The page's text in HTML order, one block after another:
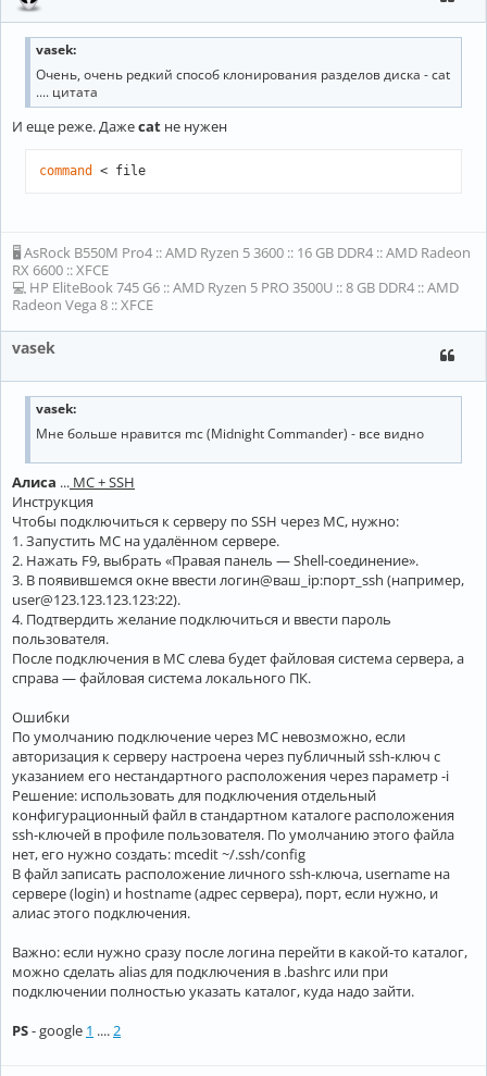
vasek:
Очень, очень редкий способ клонирования разделов диска - cat
.... цитата
И еще реже. Дажеcat не нужен
command < file
🖥 AsRock B550M Pro4 :: AMD Ryzen 5 3600 :: 16 GB DDR4 :: AMD Radeon
RX 6600 :: XFCE
💻 HP EliteBook 745 G6 :: AMD Ryzen 5 PRO 3500U :: 8 GB DDR4 :: AMD
Radeon Vega 8 :: XFCE
vasek
vasek:
Мне больше нравится mc (Midnight Commander) - все видно
Алиса ... MC + SSH
Инструкция
Чтобы подключиться к серверу по SSH через MC, нужно:
1. Запустить MC на удалённом сервере.
2. Нажать F9, выбрать «Правая панель — Shell-соединение».
3. В появившемся окне ввести логин@ваш_ip:порт_ssh (например,
user@123.123.123.123:22).
4. Подтвердить желание подключиться и ввести пароль
пользователя.
После подключения в MC слева будет файловая система сервера, а
справа — файловая система локального ПК.
Ошибки
По умолчанию подключение через MC невозможно, если
авторизация к серверу настроена через публичный ssh-ключ с
указанием его нестандартного расположения через параметр -i
Решение: использовать для подключения отдельный
конфигурационный файл в стандартном каталоге расположения
ssh-ключей в профиле пользователя. По умолчанию этого файла
нет, его нужно создать: mcedit ~/.ssh/config
В файл записать расположение личного ssh-ключа, username на
сервере (login) и hostname (адрес сервера), порт, если нужно, и
алиас этого подключения.
Важно: если нужно сразу после логина перейти в какой-то каталог,
можно сделать alias для подключения в .bashrc или при
подключении полностью указать каталог, куда надо зайти.
PS- google 1 ....2